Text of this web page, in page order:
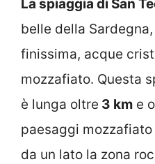
La spiaggia di San
belle della
finissima, acque
mozzafiato. Questa
è lunga oltre 3 km e
paesaggi
da un lato la zona